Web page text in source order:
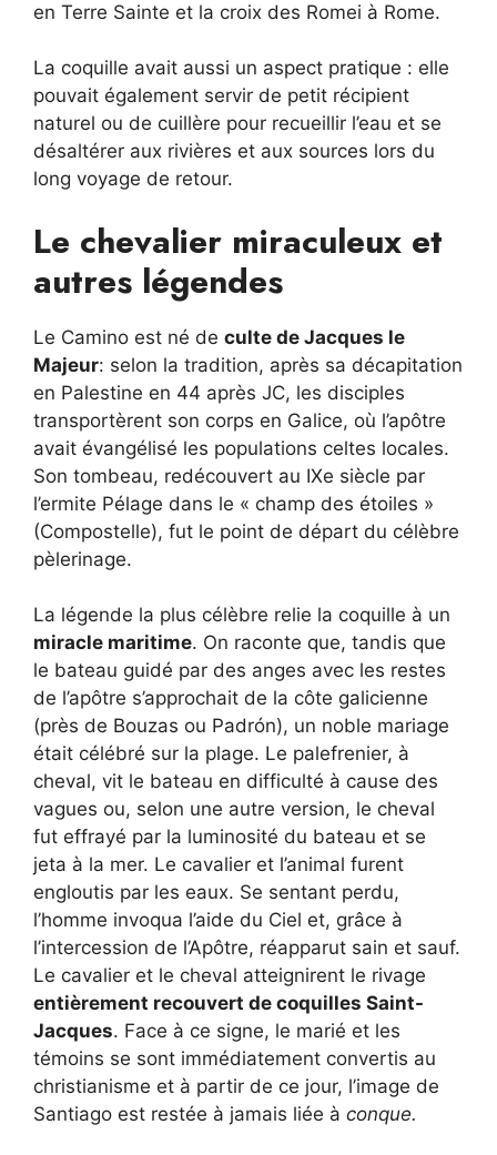
en Terre Sainte et la croix des Romei à Rome.
La coquille avait aussi un aspect pratique : elle
pouvait également servir de petit récipient
naturel ou de cuillère pour recueillir l’eau et se
désaltérer aux rivières et aux sources lors du
long voyage de retour.
Le chevalier miraculeux et
autres légendes
Le Camino est né de culte de Jacques le
Majeur: selon la tradition, après sa décapitation
en Palestine en 44 après JC, les disciples
transportèrent son corps en Galice, où l’apôtre
avait évangélisé les populations celtes locales.
Son tombeau, redécouvert au IXe siècle par
l’ermite Pélage dans le « champ des étoiles »
(Compostelle), fut le point de départ du célèbre
pèlerinage.
La légende la plus célèbre relie la coquille à un
miracle maritime. On raconte que, tandis que
le bateau guidé par des anges avec les restes
de l’apôtre s’approchait de la côte galicienne
(près de Bouzas ou Padrón), un noble mariage
était célébré sur la plage. Le palefrenier, à
cheval, vit le bateau en difficulté à cause des
vagues ou, selon une autre version, le cheval
fut effrayé par la luminosité du bateau et se
jeta à la mer. Le cavalier et l’animal furent
engloutis par les eaux. Se sentant perdu,
l’homme invoqua l’aide du Ciel et, grâce à
l’intercession de l’Apôtre, réapparut sain et sauf.
Le cavalier et le cheval atteignirent le rivage
entièrement recouvert de coquilles Saint-
Jacques. Face à ce signe, le marié et les
témoins se sont immédiatement convertis au
christianisme et à partir de ce jour, l’image de
Santiago est restée à jamais liée à conque.